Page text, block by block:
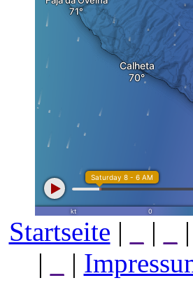
Startseite | | |
|
|